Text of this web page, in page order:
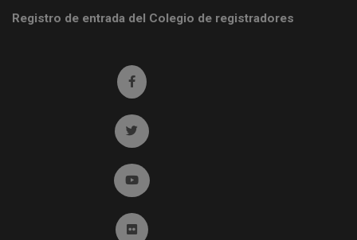
Registro de entrada del Colegio de registradores
Ir a facebook (abre en ventana nueva)
Ir a twitter (abre en ventana nueva)
Ir a YouTube (abre en ventana nueva)
Ir a Flickr (abre en ventana nueva)